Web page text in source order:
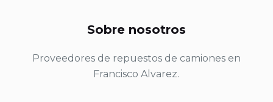
Sobre nosotros
Proveedores de repuestos de camiones en
Francisco Alvarez.